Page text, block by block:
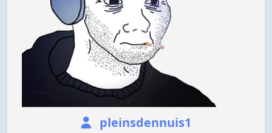
pleinsdennuis1